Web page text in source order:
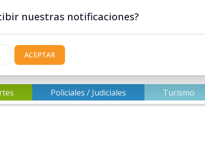
Policiales / Judiciales Turismo
nuestras notificaciones?
ACEPTAR